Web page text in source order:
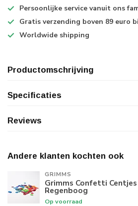
Persoonlijke service vanuit ons
Gratis verzending boven 89 euro
Worldwide shipping
Productomschrijving
Specificaties
Reviews
Andere klanten kochten ook
GRIMMS
Grimms Confetti Centjes
Regenboog
Op voorraad